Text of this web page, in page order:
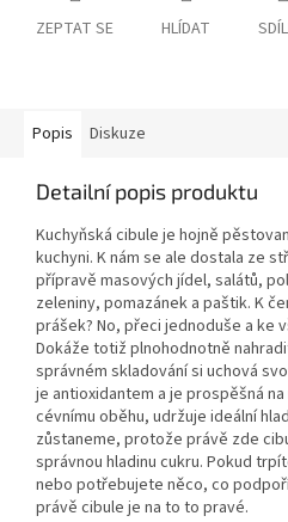
ZEPTAT SE HLÍDAT
Popis Diskuze
Detailní popis produktu
Kuchyňská cibule je hojně
kuchyni. K nám se ale dostala ze
přípravě masových jídel, salátů,
zeleniny, pomazánek a paštik. K
prášek? No, přeci jednoduše a ke
Dokáže totiž plnohodnotně
správném skladování si uchová
je antioxidantem a je prospěšná
cévnímu oběhu, udržuje ideální
zůstaneme, protože právě zde
správnou hladinu cukru. Pokud
nebo potřebujete něco, co
právě cibule je na to to pravé.